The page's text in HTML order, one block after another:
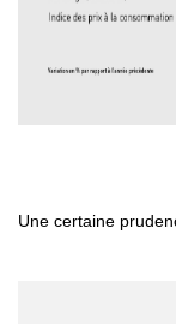
Une certaine